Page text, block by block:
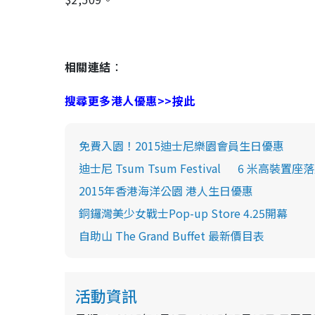
相關連結 ：
搜尋更多港人優惠>>按此
免費入園！2015迪士尼樂園會員生日優惠
迪士尼 Tsum Tsum Festival 6 米高裝置座
2015年香港海洋公園 港人生日優惠
銅鑼灣美少女戰士Pop-up Store 4.25開幕
自助山 The Grand Buffet 最新價目表
活動資訊